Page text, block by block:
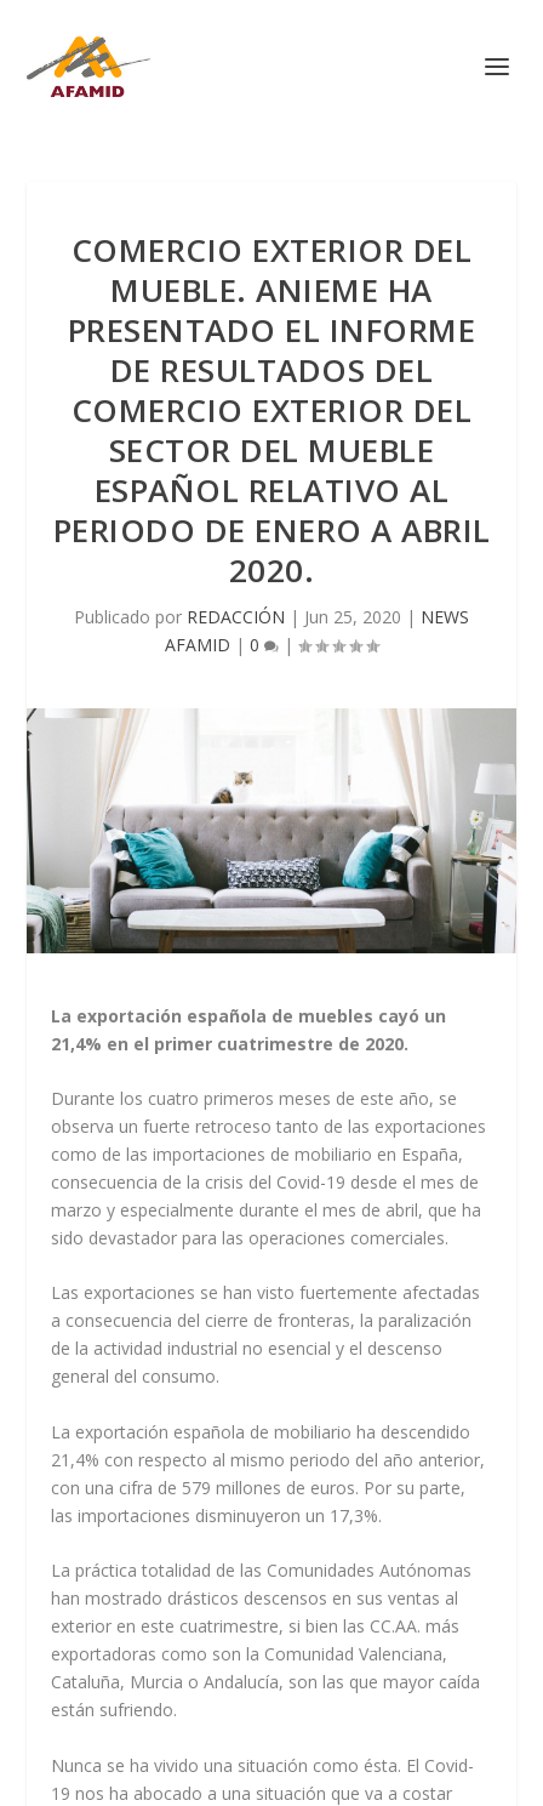
COMERCIO EXTERIOR DEL
MUEBLE. ANIEME HA
PRESENTADO EL INFORME
DE RESULTADOS DEL
COMERCIO EXTERIOR DEL
SECTOR DEL MUEBLE
ESPAÑOL RELATIVO AL
PERIODO DE ENERO A ABRIL
2020.
Publicado por REDACCIÓN | Jun 25, 2020 | NEWS
AFAMID | 0 |
La exportación española de muebles cayó un
21,4% en el primer cuatrimestre de 2020.
Durante los cuatro primeros meses de este año, se
observa un fuerte retroceso tanto de las exportaciones
como de las importaciones de mobiliario en España,
consecuencia de la crisis del Covid-19 desde el mes de
marzo y especialmente durante el mes de abril, que ha
sido devastador para las operaciones comerciales.
Las exportaciones se han visto fuertemente afectadas
a consecuencia del cierre de fronteras, la paralización
de la actividad industrial no esencial y el descenso
general del consumo.
La exportación española de mobiliario ha descendido
21,4% con respecto al mismo periodo del año anterior,
con una cifra de 579 millones de euros. Por su parte,
las importaciones disminuyeron un 17,3%.
La práctica totalidad de las Comunidades Autónomas
han mostrado drásticos descensos en sus ventas al
exterior en este cuatrimestre, si bien las CC.AA. más
exportadoras como son la Comunidad Valenciana,
Cataluña, Murcia o Andalucía, son las que mayor caída
están sufriendo.
Nunca se ha vivido una situación como ésta. El Covid-
19 nos ha abocado a una situación que va a costar